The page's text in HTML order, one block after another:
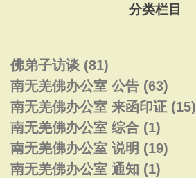
分类栏目
佛弟子访谈 (81)
南无羌佛办公室 公告 (63)
南无羌佛办公室 来函印证 (15)
南无羌佛办公室 综合 (1)
南无羌佛办公室 说明 (19)
南无羌佛办公室 通知 (1)